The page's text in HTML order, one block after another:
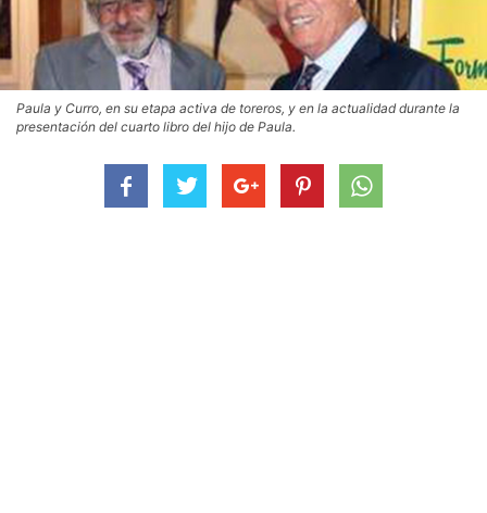
Paula y Curro, en su etapa activa de toreros, y en la actualidad durante la
presentación del cuarto libro del hijo de Paula.